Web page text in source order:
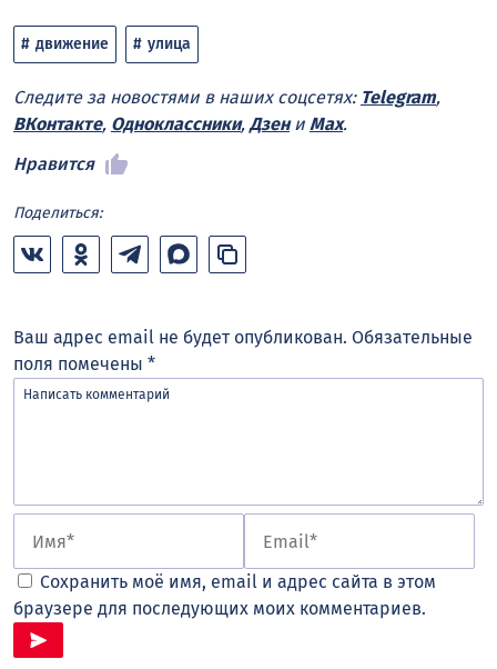
движение улица
Следите за новостями в наших соцсетях: Telegram,
ВКонтакте, Одноклассники, Дзени Max.
Нравится
Поделиться:
Ваш адрес email не будет опубликован. Обязательные
поля помечены *
Сохранить моё имя, email и адрес сайта в этом
браузере для последующих моих комментариев.